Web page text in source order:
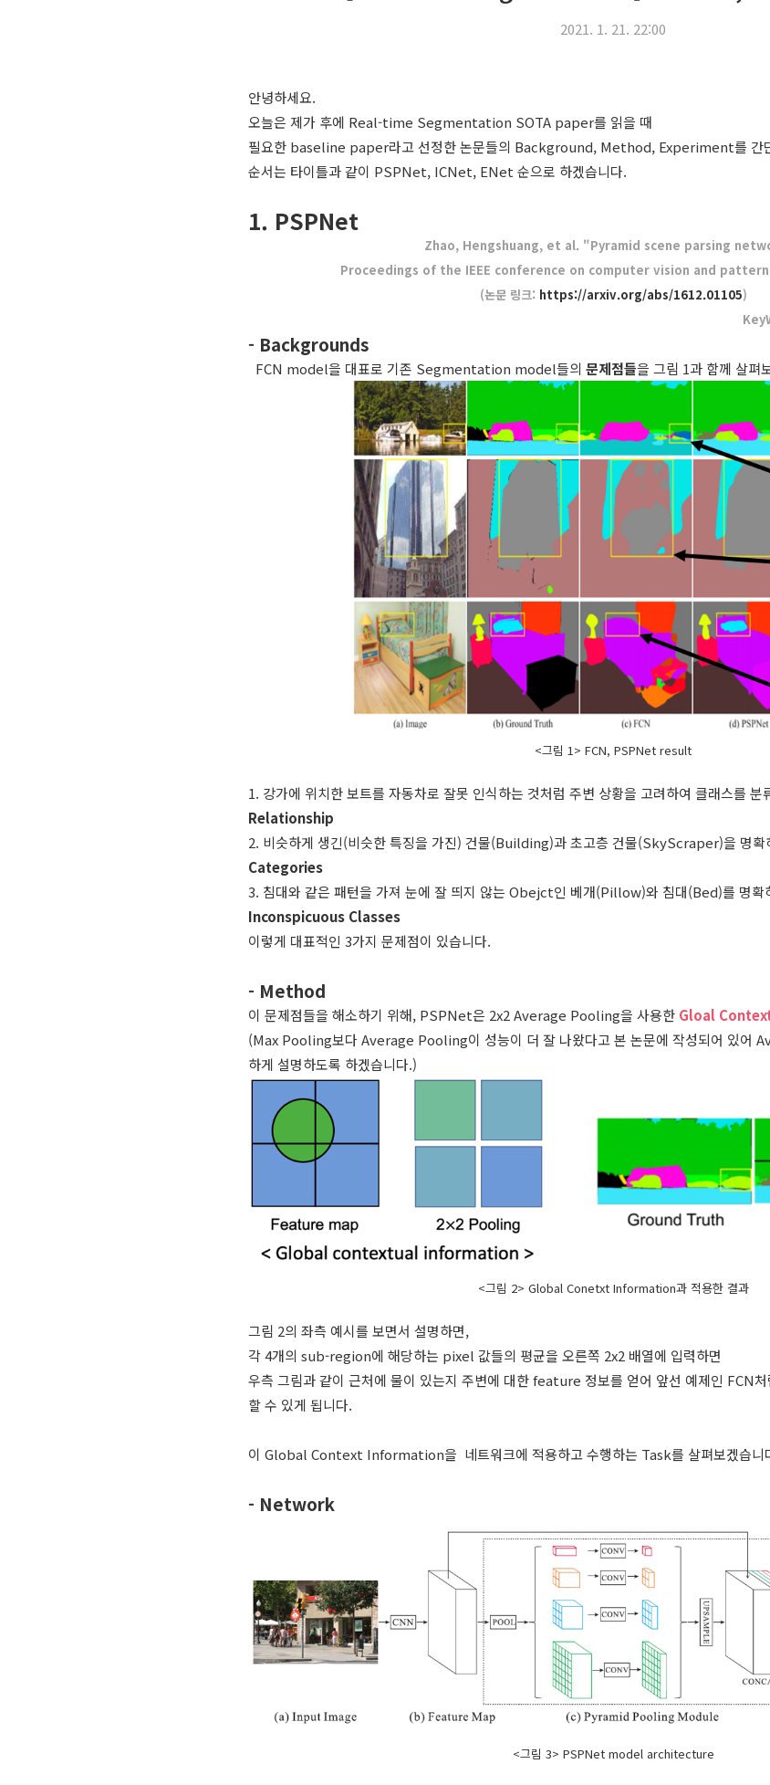
2021. 1. 21. 22:00
안녕하세요.
오늘은 제가 후에 Real-time Segmentation SOTA paper를 읽을 때
필요한 baseline paper라고 선정한 논문들의 Background, Method, Experiment를 간
순서는 타이틀과 같이 PSPNet, ICNet, ENet 순으로 하겠습니다.
1. PSPNet
Zhao, Hengshuang, et al. "Pyramid scene parsing
Proceedings of the IEEE conference on computer vision and
(논문 링크: https://arxiv.org/abs/1612.01105)
- Backgrounds
FCN model을 대표로 기존 Segmentation model들의 문제점들을 그림 1과 함께 살펴
<그림 1> FCN, PSPNet result
1. 강가에 위치한 보트를 자동차로 잘못 인식하는 것처럼 주변 상황을 고려하여 클래스를 분
Relationship
2. 비슷하게 생긴(비슷한 특징을 가진) 건물(Building)과 초고층 건물(SkyScraper)을 명확
Categories
3. 침대와 같은 패턴을 가져 눈에 잘 띄지 않는 Obejct인 베개(Pillow)와 침대(Bed)를 명확
Inconspicuous Classes
이렇게 대표적인 3가지 문제점이 있습니다.
- Method
이 문제점들을 해소하기 위해, PSPNet은 2x2 Average Pooling을 사용한 Gloal
(Max Pooling보다 Average Pooling이 성능이 더 잘 나왔다고 본 논문에 작성되어 있어
하게 설명하도록 하겠습니다.)
<그림 2> Global Conetxt Information과 적용한 결과
그림 2의 좌측 예시를 보면서 설명하면,
각 4개의 sub-region에 해당하는 pixel 값들의 평균을 오른쪽 2x2 배열에 입력하면
우측 그림과 같이 근처에 물이 있는지 주변에 대한 feature 정보를 얻어 앞선 예제인 FCN
할 수 있게 됩니다.
이 Global Context Information을 네트워크에 적용하고 수행하는 Task를 살펴보겠습니
- Network
<그림 3> PSPNet model architecture